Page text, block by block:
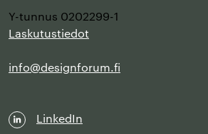
Y-tunnus 0202299-1
Laskutustiedot
info@designforum.fi
LinkedIn